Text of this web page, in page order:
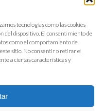
tecnologías como las cookies
del dispositivo. El consentimiento de
como el comportamiento de
sitio. No consentir o retirar el
a ciertas características y